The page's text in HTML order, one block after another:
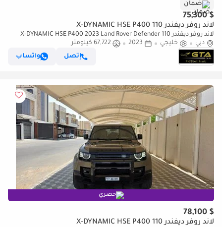
ضمان
$ 75,300
لاند روفر ديفندر 110 X-DYNAMIC HSE P400
لاند روفر ديفندر 110 X-DYNAMIC HSE P400 2023 Land Rover Defender
P400 110 SE X-Dynamic, 2028 Range Rover Warranty and Service Pack,
GCC
دبي خليجي 2023
67,722 كيلومتر
إتصل
واتساب
حصري
$ 78,100
لاند روفر ديفندر 110 X-DYNAMIC HSE P400